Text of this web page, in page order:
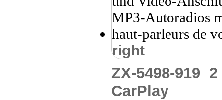
right
ZX-5498-919
CarPlay